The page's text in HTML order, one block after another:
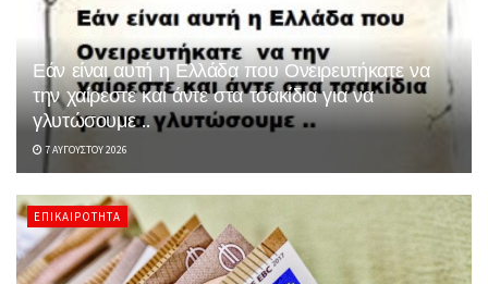
Εάν είναι αυτή η Ελλάδα που Ονειρευτήκατε να
την χαίρεστε και άντε στα τσακίδια για να
γλυτώσουμε ..
7 ΑΥΓΟΎΣΤΟΥ 2026
ΕΠΙΚΑΙΡΌΤΗΤΑ